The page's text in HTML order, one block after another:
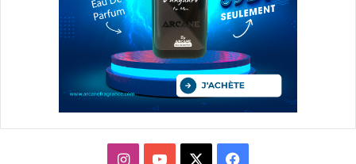
فيسبوك يوتيوبانستقرام